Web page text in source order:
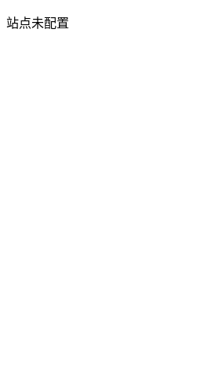
站点未配置